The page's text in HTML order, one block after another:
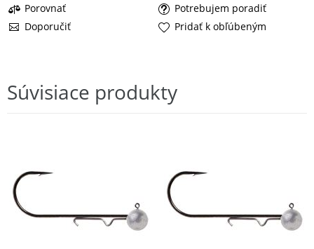
Porovnať
Potrebujem poradiť
Doporučiť
Pridať k obľúbeným
Súvisiace produkty